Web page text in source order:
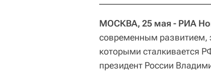
МОСКВА, 25 мая - РИА
современным развитием,
которыми сталкивается
президент России